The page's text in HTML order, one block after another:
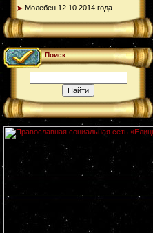
Молебен 12.10 2014 года
Поиск